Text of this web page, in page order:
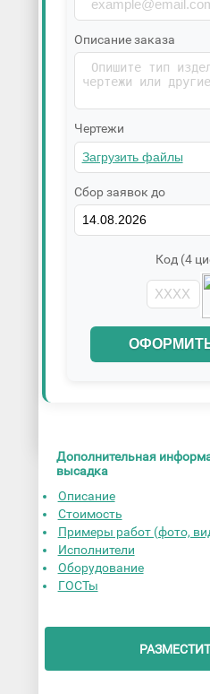
Описание заказа
Чертежи
Сбор заявок до
Код (4
Дополнительная
высадка
Описание
Стоимость
Примеры работ (фото,
Исполнители
Оборудование
ГОСТы